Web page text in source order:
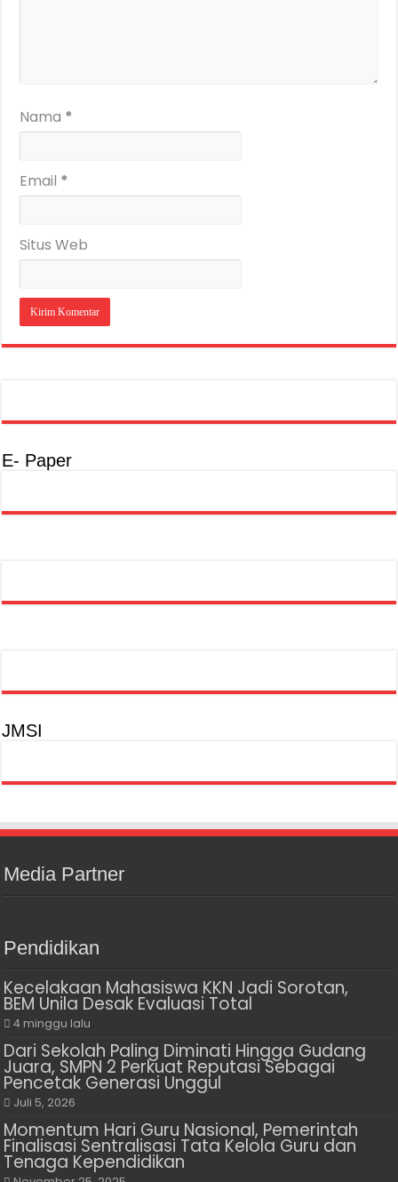
Nama *
Email *
Situs Web
E- Paper
JMSI
Media Partner
Pendidikan
Kecelakaan Mahasiswa KKN Jadi Sorotan,
BEM Unila Desak Evaluasi Total
4 minggu lalu
Dari Sekolah Paling Diminati Hingga Gudang
Juara, SMPN 2 Perkuat Reputasi Sebagai
Pencetak Generasi Unggul
Juli 5, 2026
Momentum Hari Guru Nasional, Pemerintah
Finalisasi Sentralisasi Tata Kelola Guru dan
Tenaga Kependidikan